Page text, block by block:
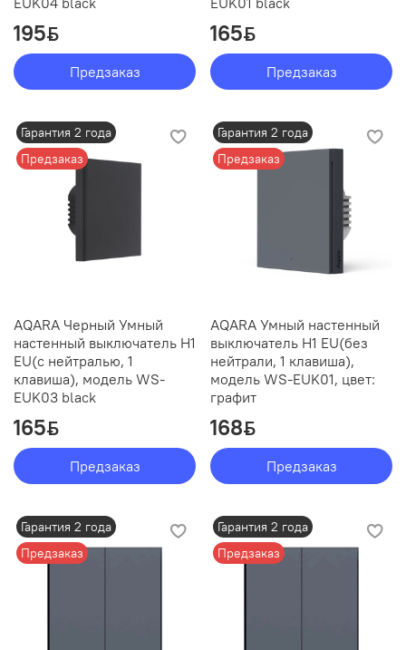
195ƃ
Предзаказ
165ƃ
Предзаказ
Гарантия 2 года
Предзаказ
AQARA Черный Умный
настенный выключатель H1
EU(с нейтралью, 1
клавиша), модель WS-
EUK03 black
165ƃ
Предзаказ
Гарантия 2 года
Предзаказ
AQARA Умный настенный
выключатель H1 EU(без
нейтрали, 1 клавиша),
модель WS-EUK01, цвет:
графит
168ƃ
Предзаказ
Гарантия 2 года
Предзаказ
Гарантия 2 года
Предзаказ